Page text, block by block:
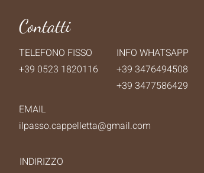
Contatti
TELEFONO FISSO
+39 0523 1820116
INFO WHATSAPP
+39 3476494508
+39 3477586429
EMAIL
ilpasso.cappelletta@gmail.com
INDIRIZZO